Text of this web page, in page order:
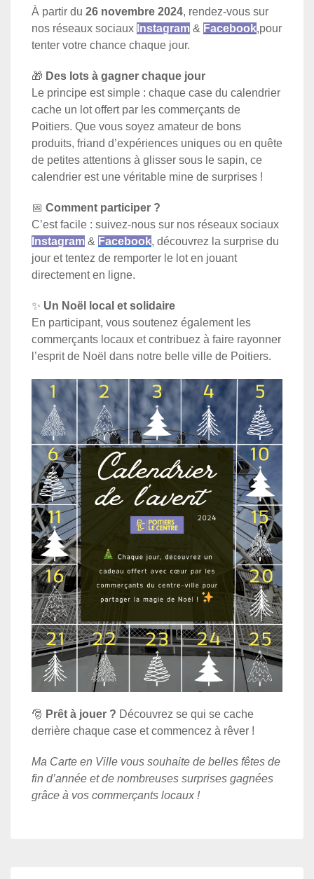
À partir du 26 novembre 2024, rendez-vous sur
nos réseaux sociaux Instagram & Facebook,pour
tenter votre chance chaque jour.
🎁 Des lots à gagner chaque jour
Le principe est simple : chaque case du calendrier
cache un lot offert par les commerçants de
Poitiers. Que vous soyez amateur de bons
produits, friand d’expériences uniques ou en quête
de petites attentions à glisser sous le sapin, ce
calendrier est une véritable mine de surprises !
📅 Comment participer ?
C’est facile : suivez-nous sur nos réseaux sociaux
Instagram & Facebook, découvrez la surprise du
jour et tentez de remporter le lot en jouant
directement en ligne.
✨ Un Noël local et solidaire
En participant, vous soutenez également les
commerçants locaux et contribuez à faire rayonner
l’esprit de Noël dans notre belle ville de Poitiers.
🎅 Prêt à jouer ? Découvrez se qui se cache
derrière chaque case et commencez à rêver !
Ma Carte en Ville vous souhaite de belles fêtes de
fin d’année et de nombreuses surprises gagnées
grâce à vos commerçants locaux !